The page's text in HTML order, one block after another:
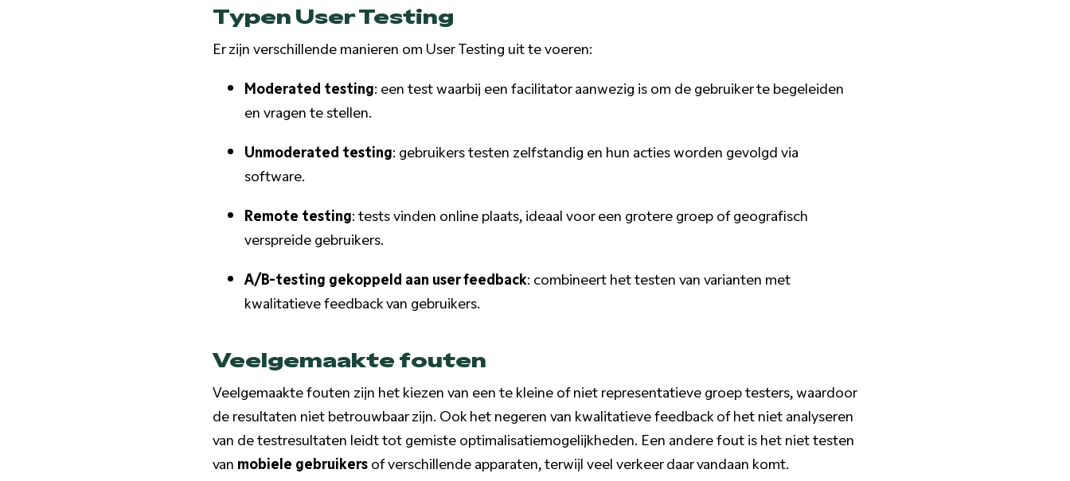
Typen User Testing
Er zijn verschillende manieren om User Testing uit te voeren:
Moderated testing: een test waarbij een facilitator aanwezig is om de gebruiker te begeleiden
en vragen te stellen.
Unmoderated testing: gebruikers testen zelfstandig en hun acties worden gevolgd via
software.
Remote testing: tests vinden online plaats, ideaal voor een grotere groep of geografisch
verspreide gebruikers.
A/B-testing gekoppeld aan user feedback: combineert het testen van varianten met
kwalitatieve feedback van gebruikers.
Veelgemaakte fouten
Veelgemaakte fouten zijn het kiezen van een te kleine of niet representatieve groep testers, waardoor
de resultaten niet betrouwbaar zijn. Ook het negeren van kwalitatieve feedback of het niet analyseren
van de testresultaten leidt tot gemiste optimalisatiemogelijkheden. Een andere fout is het niet testen
van mobiele gebruikersof verschillende apparaten, terwijl veel verkeer daar vandaan komt.